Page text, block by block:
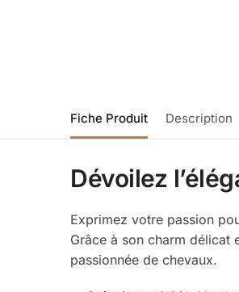
Fiche Produit Description
Dévoilez
Exprimez votre passion
Grâce à son charm délicat
passionnée de chevaux.